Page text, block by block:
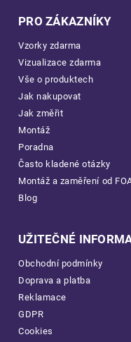
PRO ZÁKAZNÍKY
Vzorky zdarma
Vizualizace zdarma
Vše o produktech
Jak nakupovat
Jak změřit
Montáž
Poradna
Často kladené otázky
Montáž a zaměření od
Blog
UŽITEČNÉ
Obchodní podmínky
Doprava a platba
Reklamace
GDPR
Cookies